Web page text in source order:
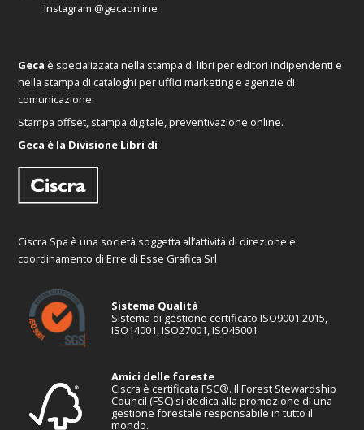
Instagram @gecaonline
Geca è specializzata nella stampa di libri per editori indipendenti e
nella stampa di cataloghi per uffici marketing e agenzie di
comunicazione.
Stampa offset, stampa digitale, preventivazione online.
Geca è la Divisione Libri di
Ciscra Spa è una società soggetta all’attività di direzione e
coordinamento di Erre di Esse Grafica Srl
Sistema Qualità
Sistema di gestione certificato ISO9001:2015,
ISO14001, ISO27001, ISO45001
Amici delle foreste
Ciscra è certificata FSC®. Il Forest Stewardship
Council (FSC) si dedica alla promozione di una
gestione forestale responsabile in tutto il
mondo.